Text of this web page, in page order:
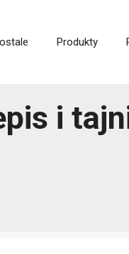
Produkty
i